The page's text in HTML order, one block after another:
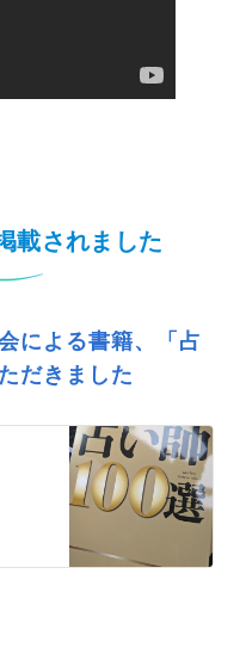
載されました
による書籍、
「占
だきました